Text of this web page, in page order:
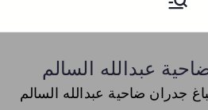
صباغ
عبدالله السالم
جدران ضاحية عبدالله السالم